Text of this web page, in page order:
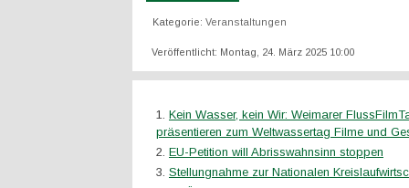
Kategorie: Veranstaltungen
Veröffentlicht: Montag, 24. März 2025 10:00
Kein Wasser, kein Wir: Weimarer
präsentieren zum Weltwassertag Filme und
EU-Petition will Abrisswahnsinn stoppen
Stellungnahme zur Nationalen